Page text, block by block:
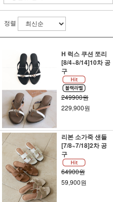
정렬
H 럭스 쿠션 쪼리
[8/4~8/14]10차 공
구
249900원
229,900원
리본 소가죽 샌들
[7/8~7/18]2차 공
구
64900원
59,900원